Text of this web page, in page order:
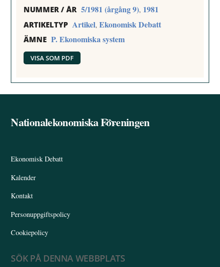
NUMMER / ÅR 5/1981 (årgång 9), 1981
ARTIKELTYP Artikel,Ekonomisk Debatt
ÄMNE P. Ekonomiska system
VISA SOM PDF
Back
Nationalekonomiska Föreningen
Ekonomisk Debatt
Kalender
Kontakt
Personuppgiftspolicy
Cookiepolicy
SÖK PÅ DENNA WEBBPLATS